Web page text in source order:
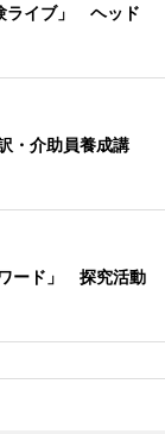
ライブ」 ヘッド
・介助員養成講
ード」 探究活動